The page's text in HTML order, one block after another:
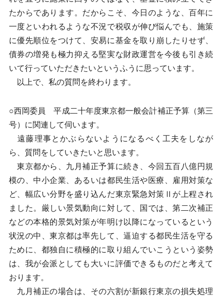
たからであります。だからこそ、今日のような、百年に
一度といわれるような不況で税収が伸び悩んでも、施策
に優先順位をつけて、安易に基金を取り崩したりせず、
債券の増発も極力抑える堅実な財政運営を今後も引き続
いて行っていただきたいというふうに思っています。
以上で、私の質問を終わります。
○西岡委員 平成二十年度東京都一般会計補正予算（第三
号）に関連して伺います。
遠藤理事とかぶらないようになるべく工夫をしなが
ら、質問をしていきたいと思います。
東京都から、九月補正予算に続き、今回五百八億円規
模の、中小企業、あるいは都民生活や医療、雇用対策な
ど、幅広い分野を盛り込んだ東京緊急対策Ⅱが上程され
ました。厳しい景気動向に対して、国では、第二次補正
などの本格的景気対策が年明け以降になっているという
状況の中、東京都は率先して、逼迫する都民生活を守る
ために、都独自に積極的に取り組んでいこうという姿勢
は、我が会派としても大いに評価できるものだと考えて
おります。
九月補正の場合は、その六割が新銀行東京の損失処理